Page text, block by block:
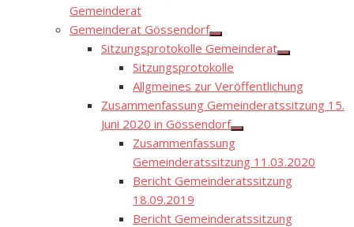
Gemeinderat
Gemeinderat Gössendorf
Show
sub
menu
Sitzungsprotokolle Gemeinderat
Show
menu
Sitzungsprotokolle
Allgmeines zur Veröffentlichung
Zusammenfassung Gemeinderatssitzung 15.
Juni 2020 in Gössendorf
Show
menu
Zusammenfassung
Gemeinderatssitzung 11.03.2020
Bericht Gemeinderatssitzung
18.09.2019
Bericht Gemeinderatssitzung